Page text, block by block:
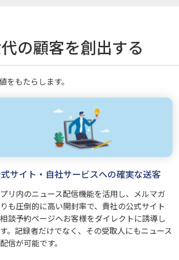
の顧客を創出する
もたらします。
サイト・自社サービスへの確実な送客
リ内のニュース配信機能を活用し、メルマガ
も圧倒的に高い開封率で、貴社の公式サイト
談予約ページへお客様をダイレクトに誘導し
。記録者だけでなく、その受取人にもニュース
信が可能です。